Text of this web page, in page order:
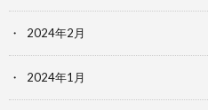
2024年2月
2024年1月